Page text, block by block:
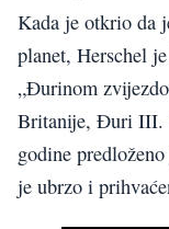
Kada je otkrio da
planet, Herschel
„Đurinom
Britanije, Đuri III.
godine
je ubrzo i